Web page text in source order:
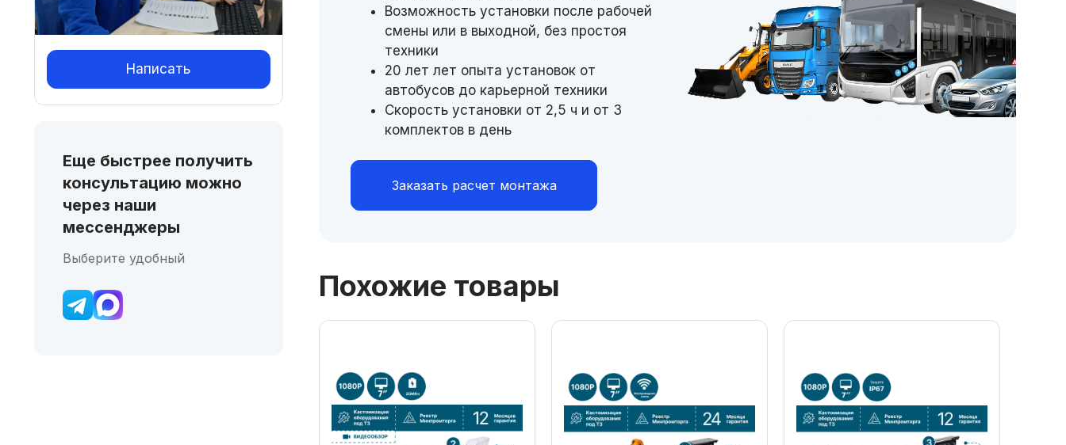
Возможность установки после рабочей
смены или в выходной, без простоя
техники
20 лет лет опыта установок от
автобусов до карьерной техники
Скорость установки от 2,5 ч и от 3
комплектов в день
Заказать расчет монтажа
Похожие товары
Написать
Еще быстрее получить
консультацию можно
через наши
мессенджеры
Выберите удобный